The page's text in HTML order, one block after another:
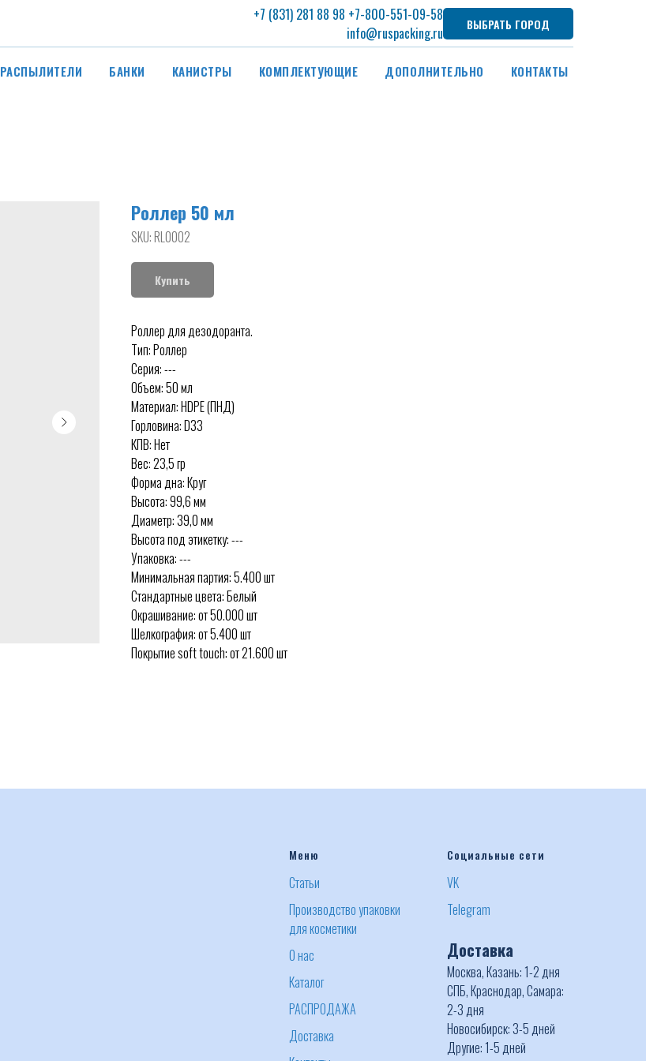
+7 (831) 281 88 98 +7-800-551-09-58
info@ruspacking.ru
ВЫБРАТЬ ГОРОД
РАСПЫЛИТЕЛИ БАНКИ КАНИСТРЫ КОМПЛЕКТУЮЩИЕ ДОПОЛНИТЕЛЬНО КОНТАКТЫ
Роллер 50 мл
SKU:RL0002
Купить
Роллер для дезодоранта.
Тип: Роллер
Серия: ---
Объем: 50 мл
Материал: HDPE (ПНД)
Горловина: D33
КПВ: Нет
Вес: 23,5 гр
Форма дна: Круг
Высота: 99,6 мм
Диаметр: 39,0 мм
Высота под этикетку: ---
Упаковка: ---
Минимальная партия: 5.400 шт
Стандартные цвета: Белый
Окрашивание: от 50.000 шт
Шелкография: от 5.400 шт
Покрытие soft touch: от 21.600 шт
Меню
Статьи
Производство упаковки
для косметики
О нас
Каталог
РАСПРОДАЖА
Доставка
Социальные сети
VK
Telegram
Доставка
Москва, Казань: 1-2 дня
СПБ, Краснодар, Самара:
2-3 дня
Новосибирск: 3-5 дней
Другие: 1-5 дней